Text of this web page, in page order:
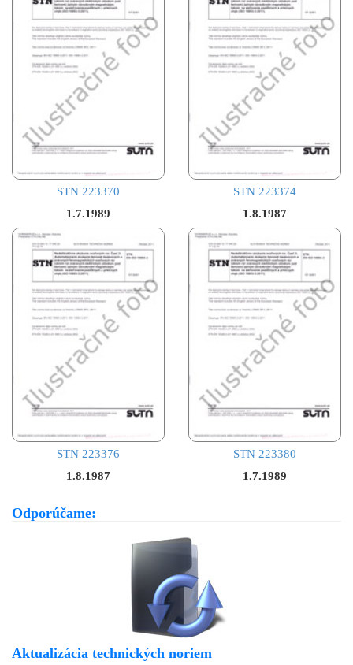
STN 223370
1.7.1989
STN 223374
1.8.1987
STN 223376
1.8.1987
STN 223380
1.7.1989
Odporúčame:
Aktualizácia technických noriem